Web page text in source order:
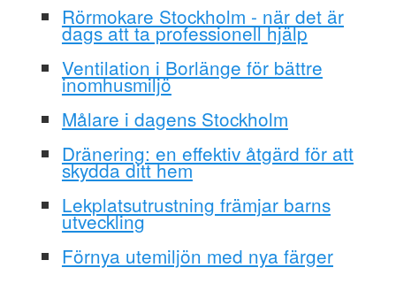
Rörmokare Stockholm - när det är
dags att ta professionell hjälp
Ventilation i Borlänge för bättre
inomhusmiljö
Målare i dagens Stockholm
Dränering: en effektiv åtgärd för att
skydda ditt hem
Lekplatsutrustning främjar barns
utveckling
Förnya utemiljön med nya färger